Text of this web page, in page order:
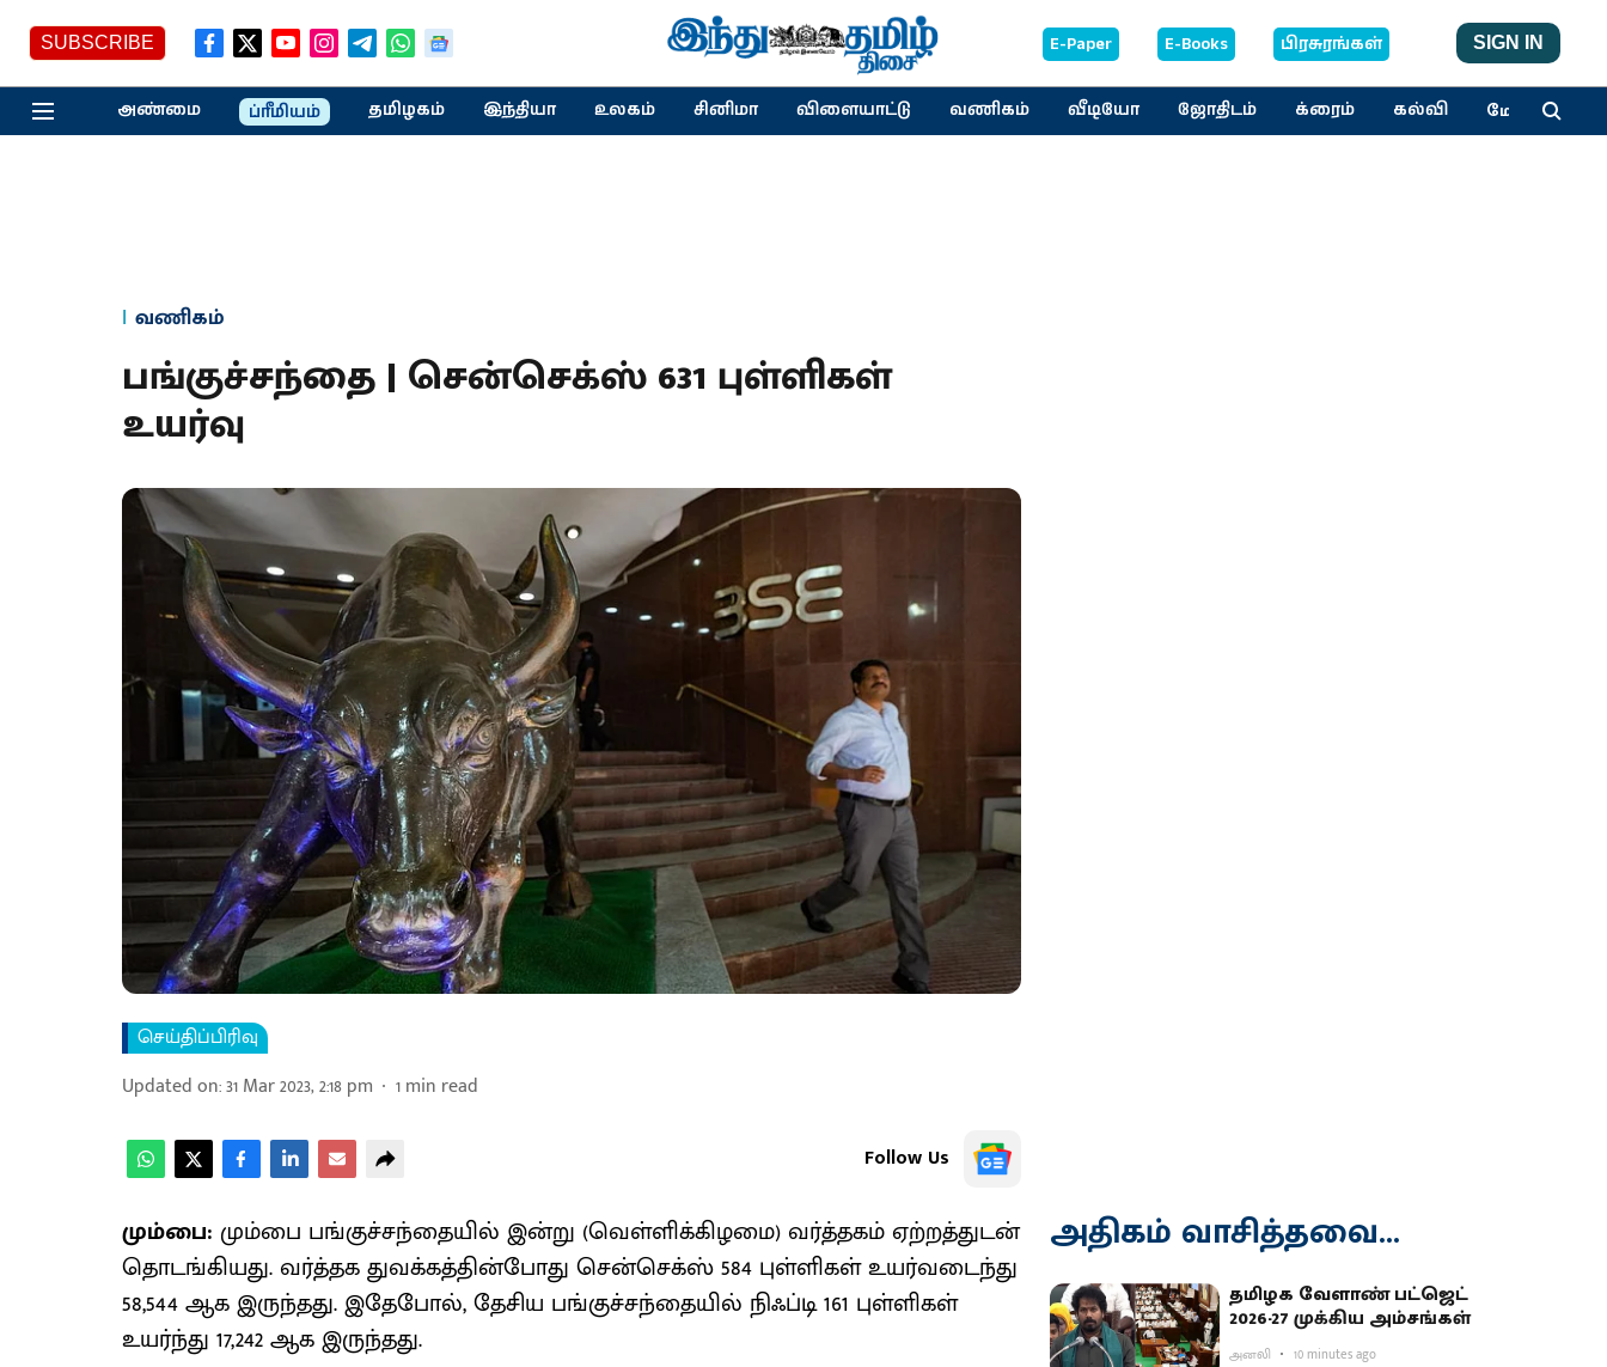
SUBSCRIBE E-Paper E-Books பிரசுரங்கள் SIGN IN
அண்மை ப்ரீமியம் தமிழகம் இந்தியா உலகம் சினிமா விளையாட்டு வணிகம் வீடியோ ஜோதிடம் க்ரைம் கல்வி மேலும்
வணிகம்
பங்குச்சந்தை | சென்செக்ஸ் 631 புள்ளிகள்
உயர்வு
செய்திப்பிரிவு
Updated on:31 Mar 2023, 2:18 pm 1min read
Follow Us
மும்பை: மும்பை பங்குச்சந்தையில் இன்று (வெள்ளிக்கிழமை) வர்த்தகம் ஏற்றத்துடன்
தொடங்கியது. வர்த்தக துவக்கத்தின்போது சென்செக்ஸ் 584 புள்ளிகள் உயர்வடைந்து
58,544 ஆக இருந்தது. இதேபோல், தேசிய பங்குச்சந்தையில் நிஃப்டி 161 புள்ளிகள்
உயர்ந்து 17,242 ஆக இருந்தது.
அதிகம் வாசித்தவை...
தமிழக வேளாண் பட்ஜெட்
2026-27 முக்கிய அம்சங்கள்
அனலி 10 minutes ago